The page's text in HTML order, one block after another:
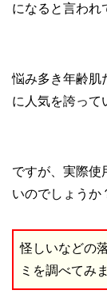
になると言われ
悩み多き年齢肌
に人気を誇って
ですが、実際使
いのでしょうか
怪しいなどの
ミを調べてみ